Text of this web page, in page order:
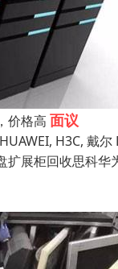
价格高 面议
H3C, 戴
扩展柜回收思科华